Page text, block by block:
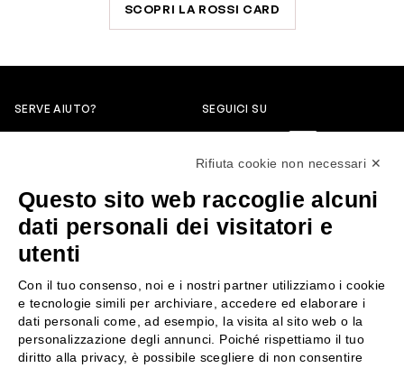
SCOPRI LA ROSSI CARD
SERVE AIUTO?
servizioclienti@rossiprofumi.it
SEGUICI SU
SERVIZIO CLIENTI
Resi e rimborsi
Pagamenti
Spedizione
Condizioni generali di vendita
Chi siamo
Contattaci
Negozi
Attiva la Rossi Card
Rifiuta cookie non necessari ✕
Questo sito web raccoglie alcuni
dati personali dei visitatori e
utenti
Con il tuo consenso, noi e i nostri partner utilizziamo i cookie
e tecnologie simili per archiviare, accedere ed elaborare i
dati personali come, ad esempio, la visita al sito web o la
personalizzazione degli annunci. Poiché rispettiamo il tuo
diritto alla privacy, è possibile scegliere di non consentire